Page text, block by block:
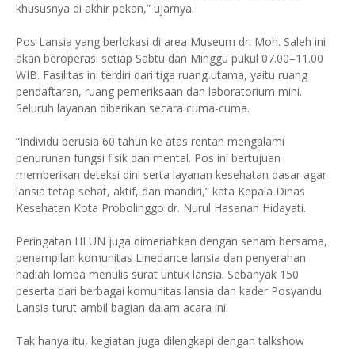
khususnya di akhir pekan,” ujarnya.
Pos Lansia yang berlokasi di area Museum dr. Moh. Saleh ini
akan beroperasi setiap Sabtu dan Minggu pukul 07.00–11.00
WIB. Fasilitas ini terdiri dari tiga ruang utama, yaitu ruang
pendaftaran, ruang pemeriksaan dan laboratorium mini.
Seluruh layanan diberikan secara cuma-cuma.
“Individu berusia 60 tahun ke atas rentan mengalami
penurunan fungsi fisik dan mental. Pos ini bertujuan
memberikan deteksi dini serta layanan kesehatan dasar agar
lansia tetap sehat, aktif, dan mandiri,” kata Kepala Dinas
Kesehatan Kota Probolinggo dr. Nurul Hasanah Hidayati.
Peringatan HLUN juga dimeriahkan dengan senam bersama,
penampilan komunitas Linedance lansia dan penyerahan
hadiah lomba menulis surat untuk lansia. Sebanyak 150
peserta dari berbagai komunitas lansia dan kader Posyandu
Lansia turut ambil bagian dalam acara ini.
Tak hanya itu, kegiatan juga dilengkapi dengan talkshow